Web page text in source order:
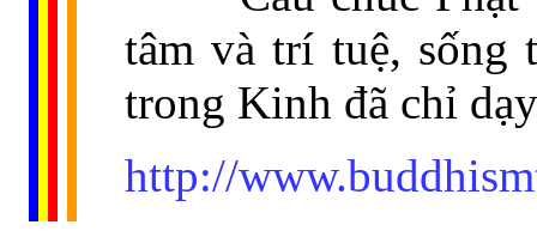
tâm và trí tuệ, sống
trong Kinh đã chỉ
http://